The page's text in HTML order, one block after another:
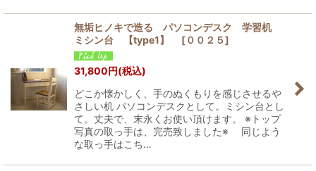
無垢ヒノキで造る パソコンデスク 学習机
ミシン台 【type1】
[００２５]
31,800円(税込)
どこか懐かしく、手のぬくもりを感じさせるや
さしい机 パソコンデスクとして。ミシン台とし
て。丈夫で、末永くお使い頂けます。 ※トップ
写真の取っ手は、完売致しました※ 同じよう
な取っ手はこち…